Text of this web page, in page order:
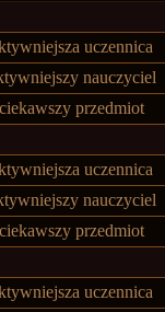
uczennica
nauczyciel
przedmiot
uczennica
nauczyciel
przedmiot
uczennica